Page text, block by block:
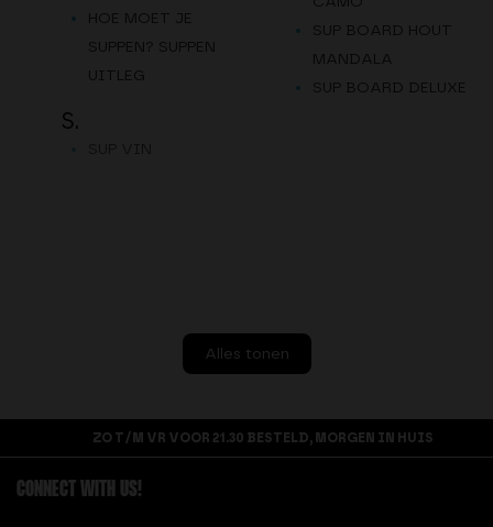
HOE MOET JE
SUPPEN? SUPPEN
UITLEG
S.
SUP BOARD HOUT
MANDALA
SUP BOARD DELUXE
Alles tonen
ZO T/M VR VOOR 21.30 BESTELD, MORGEN IN HUIS
CONNECT WITH US!